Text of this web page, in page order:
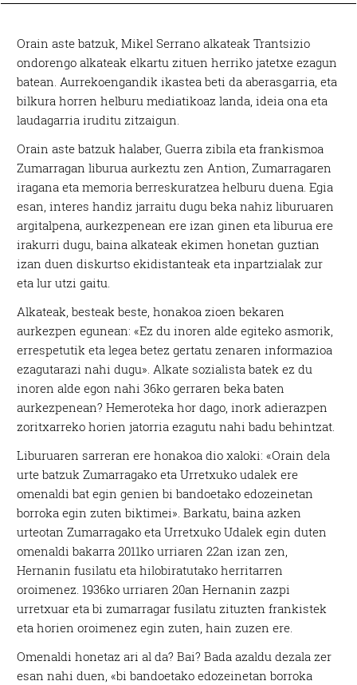
Orain aste batzuk, Mikel Serrano alkateak Trantsizio
ondorengo alkateak elkartu zituen herriko jatetxe ezagun
batean. Aurrekoengandik ikastea beti da aberasgarria, eta
bilkura horren helburu mediatikoaz landa, ideia ona eta
laudagarria iruditu zitzaigun.
Orain aste batzuk halaber, Guerra zibila eta frankismoa
Zumarragan liburua aurkeztu zen Antion, Zumarragaren
iragana eta memoria berreskuratzea helburu duena. Egia
esan, interes handiz jarraitu dugu beka nahiz liburuaren
argitalpena, aurkezpenean ere izan ginen eta liburua ere
irakurri dugu, baina alkateak ekimen honetan guztian
izan duen diskurtso ekidistanteak eta inpartzialak zur
eta lur utzi gaitu.
Alkateak, besteak beste, honakoa zioen bekaren
aurkezpen egunean: «Ez du inoren alde egiteko asmorik,
errespetutik eta legea betez gertatu zenaren informazioa
ezagutarazi nahi dugu». Alkate sozialista batek ez du
inoren alde egon nahi 36ko gerraren beka baten
aurkezpenean? Hemeroteka hor dago, inork adierazpen
zoritxarreko horien jatorria ezagutu nahi badu behintzat.
Liburuaren sarreran ere honakoa dio xaloki: «Orain dela
urte batzuk Zumarragako eta Urretxuko udalek ere
omenaldi bat egin genien bi bandoetako edozeinetan
borroka egin zuten biktimei». Barkatu, baina azken
urteotan Zumarragako eta Urretxuko Udalek egin duten
omenaldi bakarra 2011ko urriaren 22an izan zen,
Hernanin fusilatu eta hilobiratutako herritarren
oroimenez. 1936ko urriaren 20an Hernanin zazpi
urretxuar eta bi zumarragar fusilatu zituzten frankistek
eta horien oroimenez egin zuten, hain zuzen ere.
Omenaldi honetaz ari al da? Bai? Bada azaldu dezala zer
esan nahi duen, «bi bandoetako edozeinetan borroka